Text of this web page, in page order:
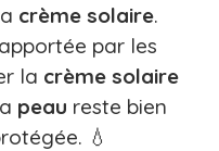
crème solaire.
apportée par les
la crème solaire
peau reste bien
💧